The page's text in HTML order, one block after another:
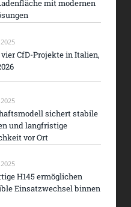
mit modernen
CfD-Projekte in Italien,
sichert stabile
und langfristige
vor Ort
H145 ermöglichen
Einsatzwechsel binnen